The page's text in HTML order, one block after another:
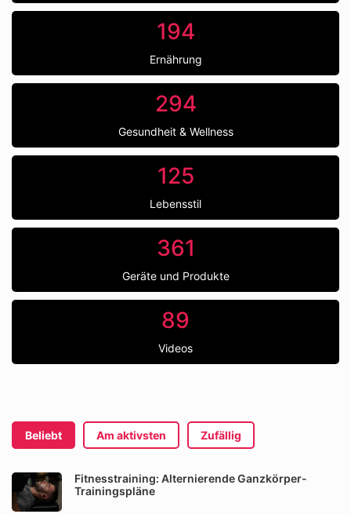
194
Ernährung
294
Gesundheit & Wellness
125
Lebensstil
361
Geräte und Produkte
89
Videos
Beliebt Am aktivsten Zufällig
Fitnesstraining: Alternierende Ganzkörper-
Trainingspläne